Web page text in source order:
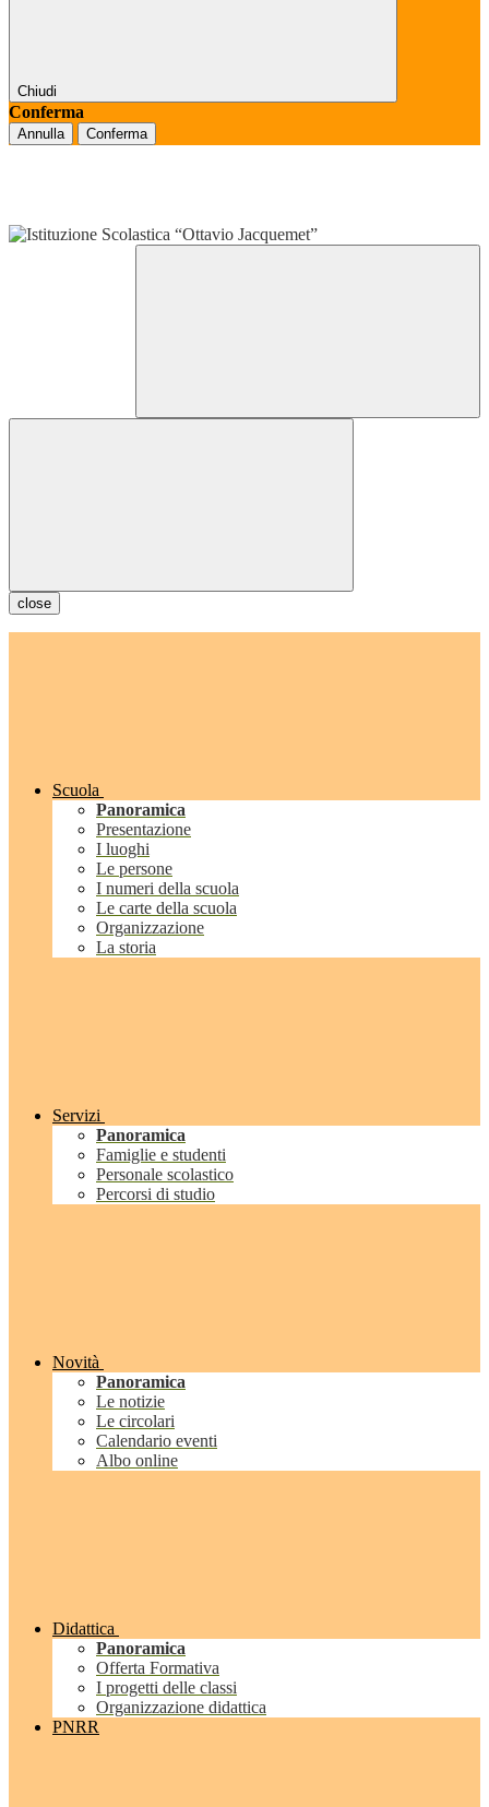
Chiudi
Conferma
Annulla Conferma
close
Scuola
Panoramica
Presentazione
I luoghi
Le persone
I numeri della scuola
Le carte della scuola
Organizzazione
La storia
Servizi
Panoramica
Famiglie e studenti
Personale scolastico
Percorsi di studio
Novità
Panoramica
Le notizie
Le circolari
Calendario eventi
Albo online
Didattica
Panoramica
Offerta Formativa
I progetti delle classi
Organizzazione didattica
PNRR